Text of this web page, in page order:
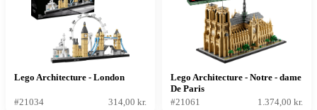
Lego Architecture - London
#21034 314,00 kr.
Lego Architecture - Notre - dame
De Paris
#21061
1.374,00 kr.